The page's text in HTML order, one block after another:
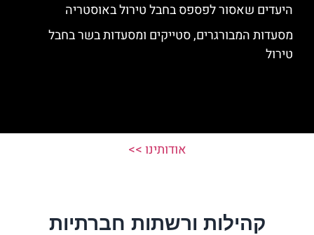
היעדים שאסור לפספס בחבל טירול באוסטריה
מסעדות המבורגרים, סטייקים ומסעדות בשר בחבל
טירול
אודותינו >>
קהילות ורשתות חברתיות